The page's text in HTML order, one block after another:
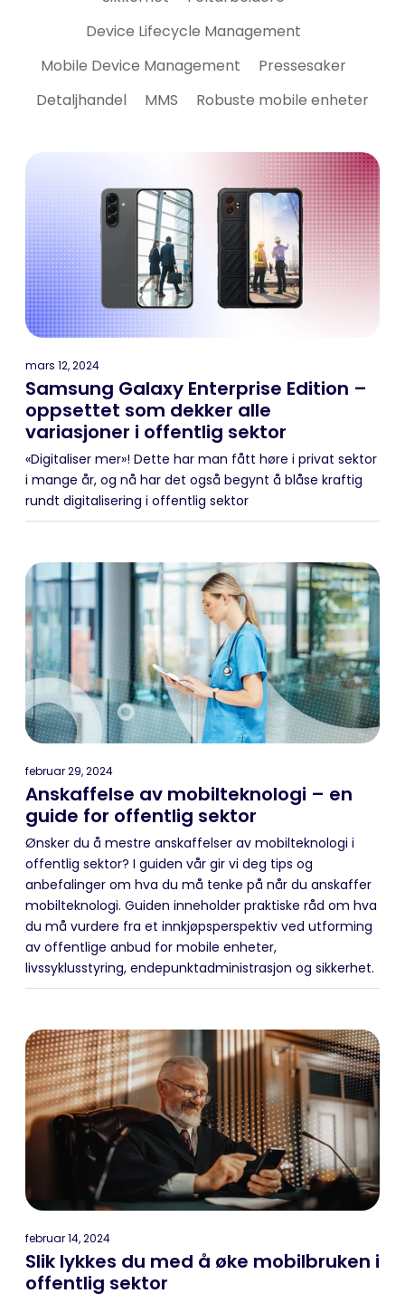
Device Lifecycle Management
Mobile Device Management
Pressesaker
Detaljhandel
MMS Robuste mobile enheter
mars 12, 2024
Samsung Galaxy Enterprise Edition –
oppsettet som dekker alle
variasjoner i offentlig sektor
«Digitaliser mer»! Dette har man fått høre i privat sektor
i mange år, og nå har det også begynt å blåse kraftig
rundt digitalisering i offentlig sektor
februar 29, 2024
Anskaffelse av mobilteknologi – en
guide for offentlig sektor
Ønsker du å mestre anskaffelser av mobilteknologi i
offentlig sektor? I guiden vår gir vi deg tips og
anbefalinger om hva du må tenke på når du anskaffer
mobilteknologi. Guiden inneholder praktiske råd om hva
du må vurdere fra et innkjøpsperspektiv ved utforming
av offentlige anbud for mobile enheter,
livssyklusstyring, endepunktadministrasjon og sikkerhet.
februar 14, 2024
Slik lykkes du med å øke mobilbruken i
offentlig sektor